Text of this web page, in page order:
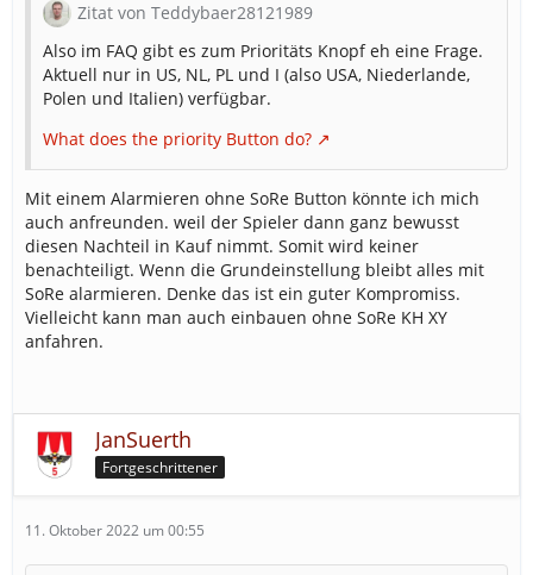
Zitat von Teddybaer28121989
Also im FAQ gibt es zum Prioritäts Knopf eh eine Frage.
Aktuell nur in US, NL, PL und I (also USA, Niederlande,
Polen und Italien) verfügbar.
What does the priority Button do?
Mit einem Alarmieren ohne SoRe Button könnte ich mich
auch anfreunden. weil der Spieler dann ganz bewusst
diesen Nachteil in Kauf nimmt. Somit wird keiner
benachteiligt. Wenn die Grundeinstellung bleibt alles mit
SoRe alarmieren. Denke das ist ein guter Kompromiss.
Vielleicht kann man auch einbauen ohne SoRe KH XY
anfahren.
JanSuerth
Fortgeschrittener
11. Oktober 2022 um 00:55